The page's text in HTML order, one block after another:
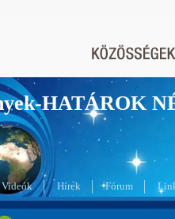
HATÁROK
Videók Hírek Fórum